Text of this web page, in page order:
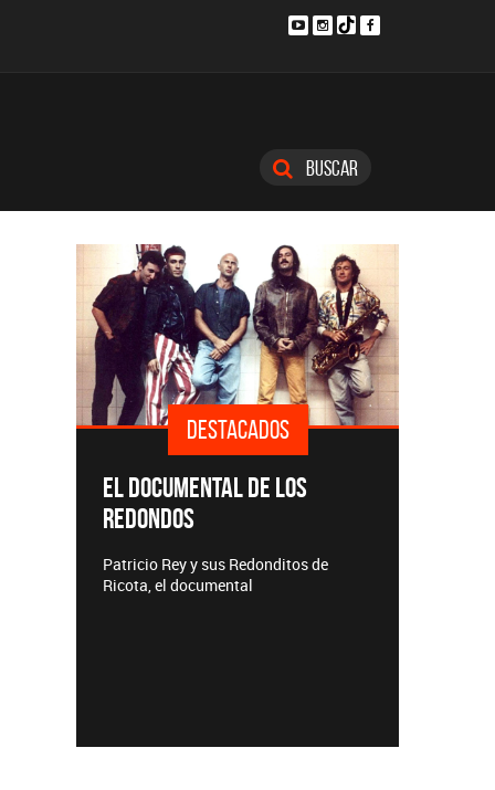
Buscar
DESTACADOS
EL DOCUMENTAL DE LOS
REDONDOS
Patricio Rey y sus Redonditos de
Ricota, el documental